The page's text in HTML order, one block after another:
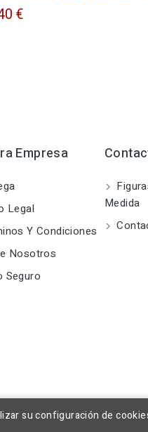
€
Empresa
Legal
Y Condiciones
Nosotros
Seguro
Medida
su configuración de